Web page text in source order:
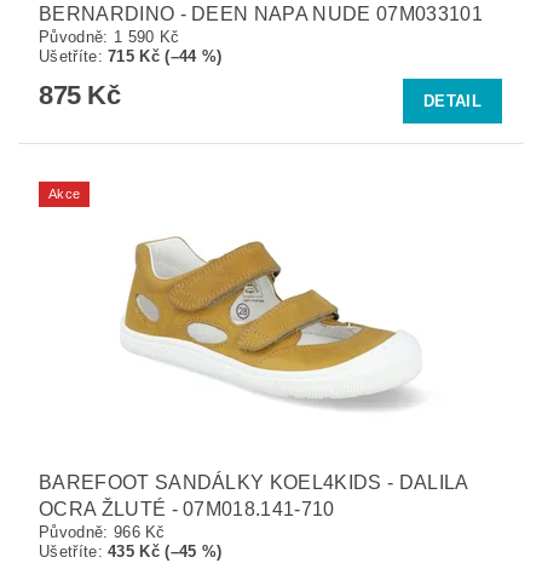
BERNARDINO - DEEN NAPA NUDE 07M033101
Původně: 1 590 Kč
Ušetříte:715 Kč (–44 %)
875 Kč DETAIL
Akce
BAREFOOT SANDÁLKY KOEL4KIDS - DALILA
OCRA ŽLUTÉ - 07M018.141-710
Původně: 966 Kč
Ušetříte:435 Kč (–45 %)